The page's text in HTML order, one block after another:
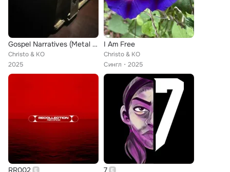
Gospel Narratives (Metal Bound)
Christo & KO
2025
I Am Free
Christo & KO
Сингл
2025
RR002 7